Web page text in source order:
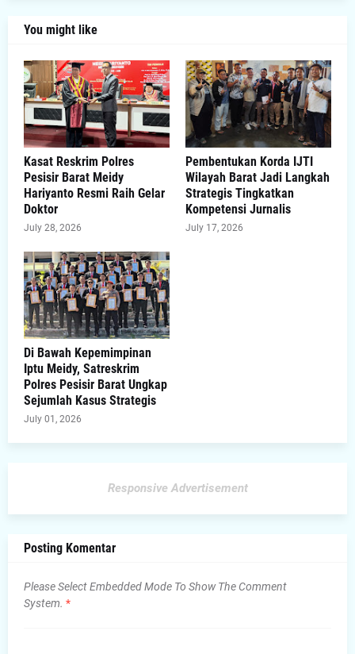
You might like
Kasat Reskrim Polres
Pesisir Barat Meidy
Hariyanto Resmi Raih Gelar
Doktor
July 28, 2026
Pembentukan Korda IJTI
Wilayah Barat Jadi Langkah
Strategis Tingkatkan
Kompetensi Jurnalis
July 17, 2026
Di Bawah Kepemimpinan
Iptu Meidy, Satreskrim
Polres Pesisir Barat Ungkap
Sejumlah Kasus Strategis
July 01, 2026
Responsive Advertisement
Posting Komentar
Please Select Embedded Mode To Show The Comment
System. *